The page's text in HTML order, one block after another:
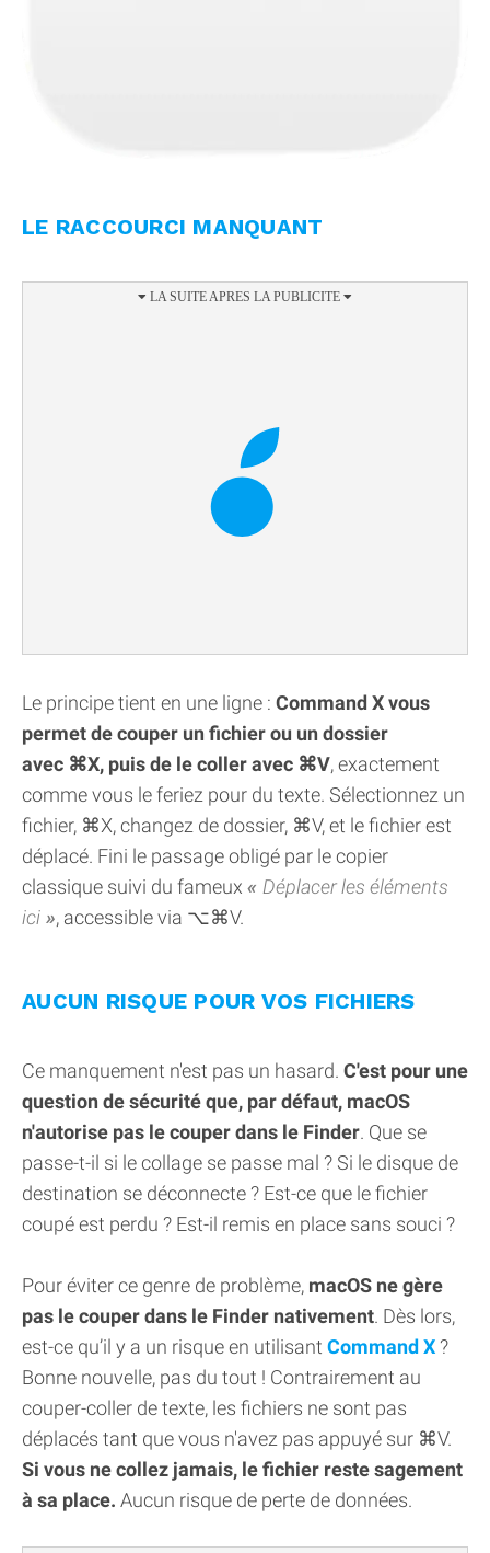
LE RACCOURCI MANQUANT
Le principe tient en une ligne : Command X vous
permet de couper un fichier ou un dossier
avec ⌘X, puis de le coller avec ⌘V, exactement
comme vous le feriez pour du texte. Sélectionnez un
fichier, ⌘X, changez de dossier, ⌘V, et le fichier est
déplacé. Fini le passage obligé par le copier
classique suivi du fameux
Déplacer les éléments
ici
, accessible via ⌥⌘V.
AUCUN RISQUE POUR VOS FICHIERS
Ce manquement n'est pas un hasard. C'est pour une
question de sécurité que, par défaut, macOS
n'autorise pas le couper dans le Finder. Que se
passe-t-il si le collage se passe mal ? Si le disque de
destination se déconnecte ? Est-ce que le fichier
coupé est perdu ? Est-il remis en place sans souci ?
Pour éviter ce genre de problème, macOS ne gère
pas le couper dans le Finder nativement. Dès lors,
est-ce qu’il y a un risque en utilisant Command X?
Bonne nouvelle, pas du tout ! Contrairement au
couper-coller de texte, les fichiers ne sont pas
déplacés tant que vous n'avez pas appuyé sur ⌘V.
Si vous ne collez jamais, le fichier reste sagement
à sa place. Aucun risque de perte de données.